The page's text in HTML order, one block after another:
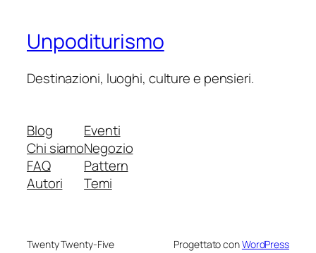
Unpoditurismo
Destinazioni, luoghi, culture e pensieri.
Blog
Chi siamo
FAQ
Autori
Eventi
Negozio
Pattern
Temi
Twenty Twenty-Five Progettato conWordPress